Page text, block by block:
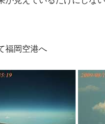
福岡空港へ